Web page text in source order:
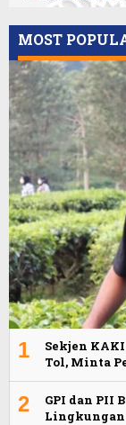
MOST
1
Sekjen
Tol, Minta
2
GPI dan PII
Lingkungan